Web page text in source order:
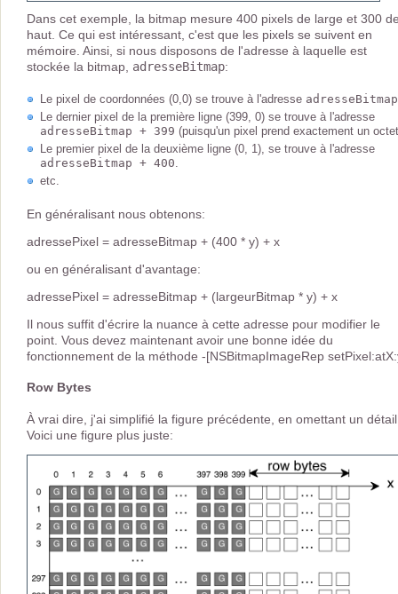
Dans cet exemple, la bitmap mesure 400 pixels de large et 300
haut. Ce qui est intéressant, c'est que les pixels se suivent en
mémoire. Ainsi, si nous disposons de l'adresse à laquelle est
stockée la bitmap, adresseBitmap:
Le pixel de coordonnées (0,0) se trouve à l'adresse adresseBitmap
Le dernier pixel de la première ligne (399, 0) se trouve à l'adresse
adresseBitmap + 399 (puisqu'un pixel prend exactement un
Le premier pixel de la deuxième ligne (0, 1), se trouve à l'adresse
adresseBitmap + 400.
etc.
En généralisant nous obtenons:
adressePixel = adresseBitmap + (400 * y) + x
ou en généralisant d'avantage:
adressePixel = adresseBitmap + (largeurBitmap * y) + x
Il nous suffit d'écrire la nuance à cette adresse pour modifier le
point. Vous devez maintenant avoir une bonne idée du
fonctionnement de la méthode -[NSBitmapImageRep
Row Bytes
À vrai dire, j'ai simplifié la figure précédente, en omettant un
Voici une figure plus juste: